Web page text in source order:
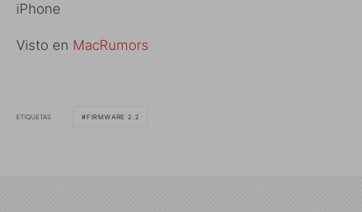
iPhone
Visto en MacRumors
ETIQUETAS FIRMWARE 2.2